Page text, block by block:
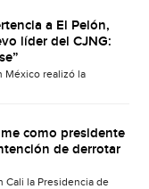
a El Pelón,
líder del CJNG:
México realizó la
como presidente
de derrotar
Cali la Presidencia de